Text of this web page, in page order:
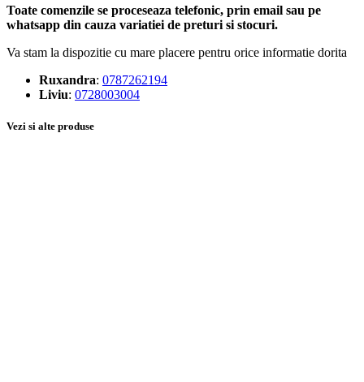
Toate comenzile se proceseaza telefonic, prin email sau pe
whatsapp din cauza variatiei de preturi si stocuri.
Va stam la dispozitie cu mare placere pentru orice informatie dorita
Ruxandra: 0787262194
Liviu: 0728003004
Vezi si alte produse